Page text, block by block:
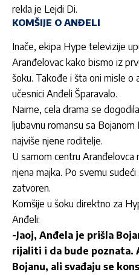
rekla je Lejdi Di.
KOMŠIJE O ANĐELI
Inače, ekipa Hype televizije
Aranđelovac kako bismo iz
šoku. Takođe i šta oni misle o
učesnici Anđeli Šparavalo.
Naime, cela drama se
ljubavnu romansu sa
najviše njene roditelje.
U samom centru Aranđelovca
njena majka. Po svemu
zatvoren.
Komšije u šoku direktno za
Anđeli:
-Jaoj, Anđela je prišla
rijaliti i da bude poznata.
Bojanu, ali svađaju se